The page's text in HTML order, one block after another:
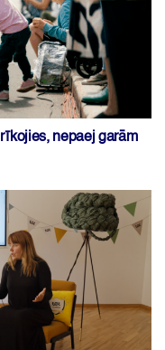
nepaej garām